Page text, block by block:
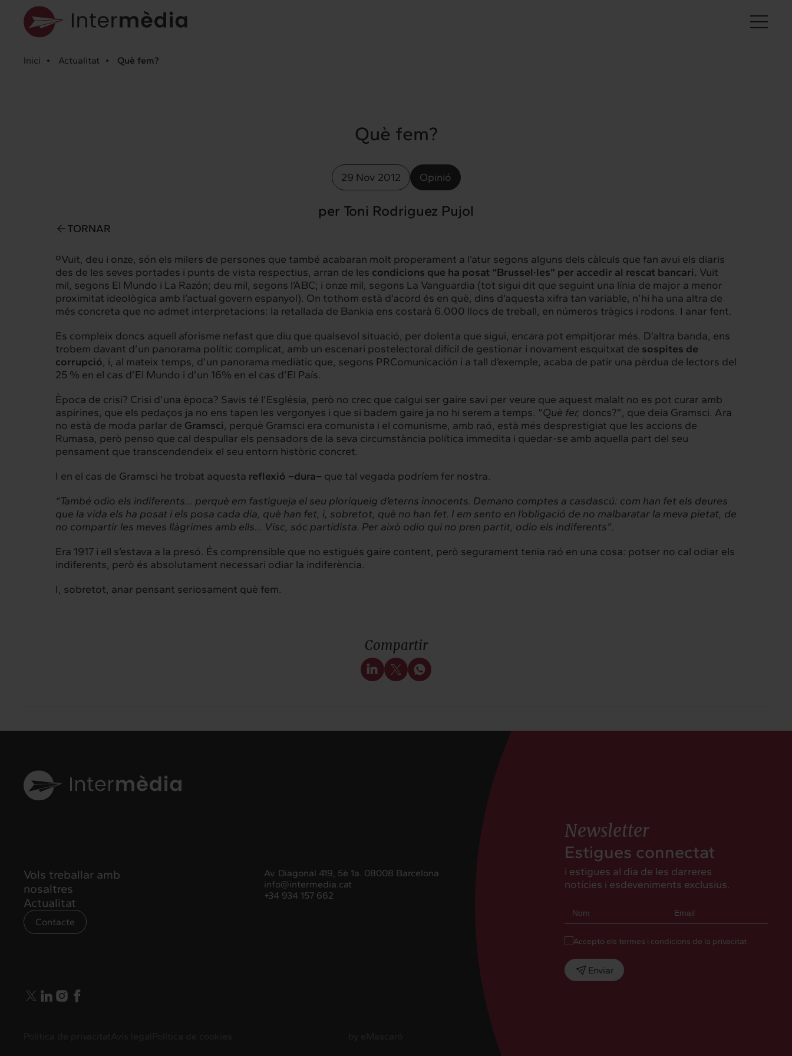
Intermèdia
Sobre nosaltres
Interconnexió
Els nostres serveis
Interacció
Projectes Confidencial
Interrelació
Clients
Insights
Actualitat
Inici Actualitat Què fem?
Què fem?
29 Nov 2012 Opinió
per Toni Rodriguez Pujol
TORNAR
ºVuit, deu i onze, són els milers de persones que també acabaran molt properament a l’atur segons alguns dels càlculs que fan avui els diaris
des de les seves portades i punts de vista respectius, arran de les condicions que ha posat “Brussel·les” per accedir al rescat bancari. Vuit
mil, segons El Mundo i La Razón; deu mil, segons l’ABC; i onze mil, segons La Vanguardia (tot sigui dit que seguint una línia de major a menor
proximitat ideològica amb l’actual govern espanyol). On tothom està d’acord és en què, dins d’aquesta xifra tan variable, n’hi ha una altra de
més concreta que no admet interpretacions: la retallada de Bankia ens costarà 6.000 llocs de treball, en números tràgics i rodons. I anar fent.
Es compleix doncs aquell aforisme nefast que diu que qualsevol situació, per dolenta que sigui, encara pot empitjorar més. D’altra banda, ens
trobem davant d’un panorama polític complicat, amb un escenari postelectoral difícil de gestionar i novament esquitxat de sospites de
corrupció, i, al mateix temps, d’un panorama mediàtic que, segons PRComunicación i a tall d’exemple, acaba de patir una pèrdua de lectors del
25 % en el cas d’El Mundo i d’un 16% en el cas d’El País.
Època de crisi? Crisi d’una època? Savis té l’Església, però no crec que calgui ser gaire savi per veure que aquest malalt no es pot curar amb
aspirines, que els pedaços ja no ens tapen les vergonyes i que si badem gaire ja no hi serem a temps. “Què fer, doncs?”, que deia Gramsci. Ara
no està de moda parlar de Gramsci, perquè Gramsci era comunista i el comunisme, amb raó, està més desprestigiat que les accions de
Rumasa, però penso que cal despullar els pensadors de la seva circumstància política immedita i quedar-se amb aquella part del seu
pensament que transcendendeix el seu entorn històric concret.
I en el cas de Gramsci he trobat aquesta reflexió –dura– que tal vegada podríem fer nostra.
“També odio els indiferents… perquè em fastigueja el seu ploriqueig d’eterns innocents. Demano comptes a casdascú: com han fet els deures
que la vida els ha posat i els posa cada dia, què han fet, i, sobretot, què no han fet. I em sento en l’obligació de no malbaratar la meva pietat, de
no compartir les meves llàgrimes amb ells… Visc, sóc partidista. Per això odio qui no pren partit, odio els indiferents”.
Era 1917 i ell s’estava a la presó. És comprensible que no estigués gaire content, però segurament tenia raó en una cosa: potser no cal odiar els
indiferents, però és absolutament necessari odiar la indiferència.
I, sobretot, anar pensant seriosament què fem.
Compartir
Vols treballar amb
nosaltres
Actualitat
Contacte
Av. Diagonal 419, 5è 1a. 08008 Barcelona
info@intermedia.cat
+34 934 157 662
Newsletter
Estigues connectat
i estigues al dia de les darreres
notícies i esdeveniments exclusius.
Accepto els termes i condicions de la privacitat
Enviar